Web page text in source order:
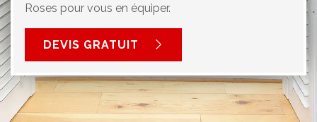
Roses pour vous en équiper.
DEVIS GRATUIT